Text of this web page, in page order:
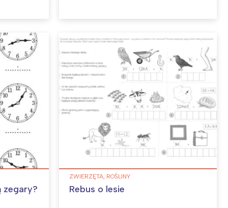
zegary?
ZWIERZĘTA, ROŚLINY
Rebus o lesie